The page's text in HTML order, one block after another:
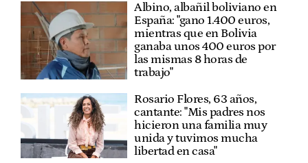
Albino, albañil boliviano en
España: "gano 1.400 euros,
mientras que en Bolivia
ganaba unos 400 euros por
las mismas 8 horas de
trabajo"
Rosario Flores, 63 años,
cantante: "Mis padres nos
hicieron una familia muy
unida y tuvimos mucha
libertad en casa"